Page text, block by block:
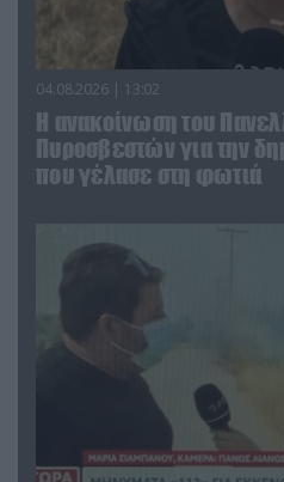
04.08.2026 | 13:02
Η ανακοίνωση του
Πυροσβεστών για την
που γέλασε στη φωτιά